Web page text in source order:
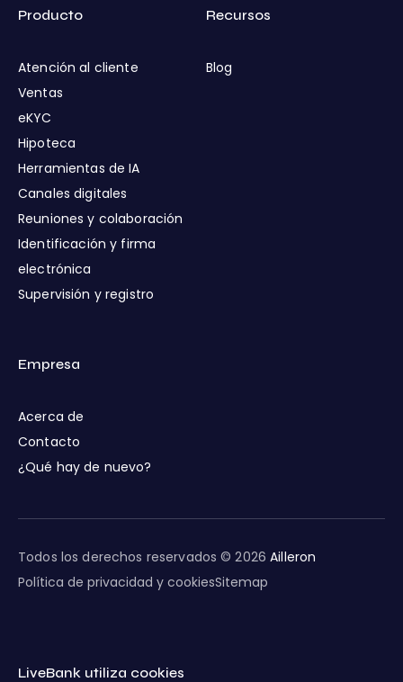
Producto
Atención al cliente
Ventas
eKYC
Hipoteca
Herramientas de IA
Canales digitales
Reuniones y colaboración
Identificación y firma
electrónica
Supervisión y registro
Recursos
Blog
Empresa
Acerca de
Contacto
¿Qué hay de nuevo?
Todos los derechos reservados © 2026Ailleron
Política de privacidad y cookiesSitemap
LiveBank utiliza cookies